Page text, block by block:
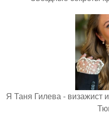
Я Таня Гилева - визажист